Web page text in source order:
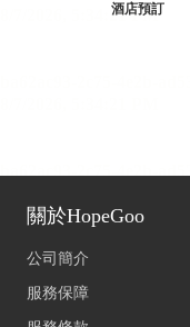
酒店預訂
關於HopeGoo
公司簡介
服務保障